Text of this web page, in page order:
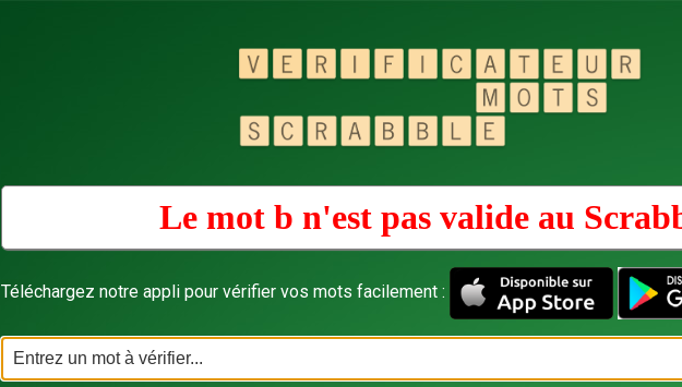
Le mot b n'est pas valide au
Téléchargez notre appli pour vérifier vos mots facilement :